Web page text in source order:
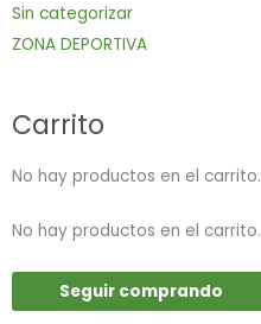
Sin categorizar
ZONA DEPORTIVA
Carrito
No hay productos en el carrito.
No hay productos en el carrito.
Seguir comprando